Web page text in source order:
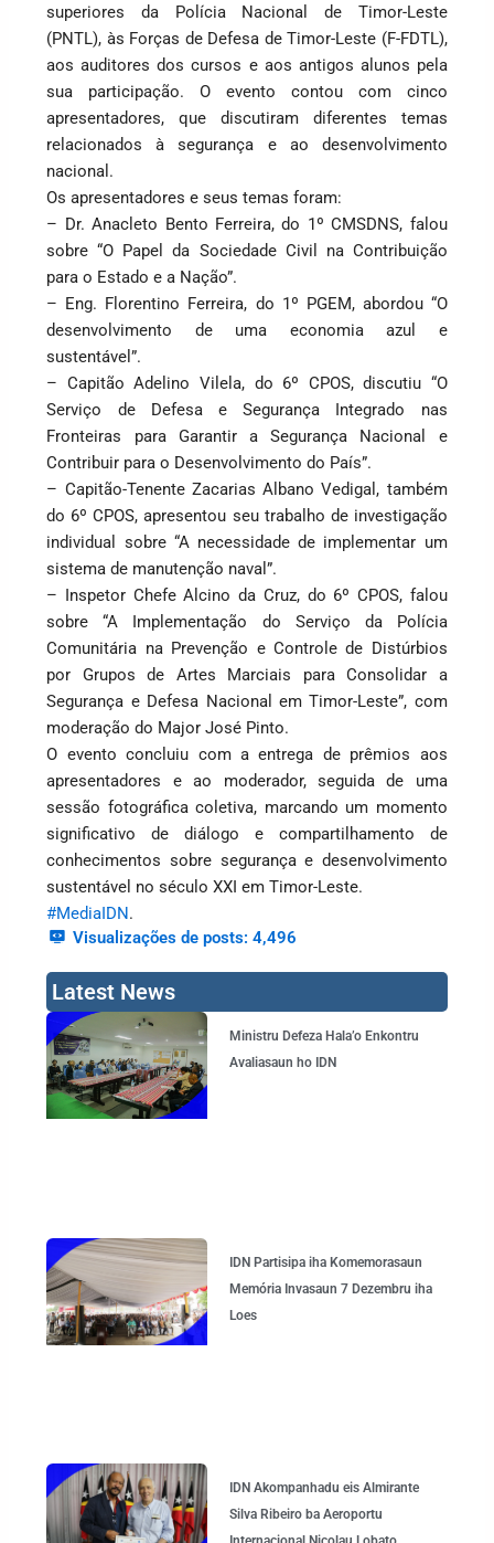
superiores da Polícia Nacional de Timor-Leste
(PNTL), às Forças de Defesa de Timor-Leste (F-FDTL),
aos auditores dos cursos e aos antigos alunos pela
sua participação. O evento contou com cinco
apresentadores, que discutiram diferentes temas
relacionados à segurança e ao desenvolvimento
nacional.
Os apresentadores e seus temas foram:
– Dr. Anacleto Bento Ferreira, do 1º CMSDNS, falou
sobre “O Papel da Sociedade Civil na Contribuição
para o Estado e a Nação”.
– Eng. Florentino Ferreira, do 1º PGEM, abordou “O
desenvolvimento de uma economia azul e
sustentável”.
– Capitão Adelino Vilela, do 6º CPOS, discutiu “O
Serviço de Defesa e Segurança Integrado nas
Fronteiras para Garantir a Segurança Nacional e
Contribuir para o Desenvolvimento do País”.
– Capitão-Tenente Zacarias Albano Vedigal, também
do 6º CPOS, apresentou seu trabalho de investigação
individual sobre “A necessidade de implementar um
sistema de manutenção naval”.
– Inspetor Chefe Alcino da Cruz, do 6º CPOS, falou
sobre “A Implementação do Serviço da Polícia
Comunitária na Prevenção e Controle de Distúrbios
por Grupos de Artes Marciais para Consolidar a
Segurança e Defesa Nacional em Timor-Leste”, com
moderação do Major José Pinto.
O evento concluiu com a entrega de prêmios aos
apresentadores e ao moderador, seguida de uma
sessão fotográfica coletiva, marcando um momento
significativo de diálogo e compartilhamento de
conhecimentos sobre segurança e desenvolvimento
sustentável no século XXI em Timor-Leste.
#MediaIDN.
Visualizações de posts: 4,496
Latest News
Ministru Defeza Hala’o Enkontru
Avaliasaun ho IDN
IDN Partisipa iha Komemorasaun
Memória Invasaun 7 Dezembru iha
Loes
IDN Akompanhadu eis Almirante
Silva Ribeiro ba Aeroportu
Page